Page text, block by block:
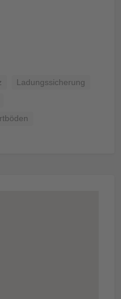
Ladungssicherung